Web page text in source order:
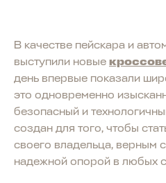
В качестве пейскара и
выступили новые
день впервые показали
это одновременно
безопасный и
создан для того, чтобы
своего владельца, верным
надежной опорой в любых